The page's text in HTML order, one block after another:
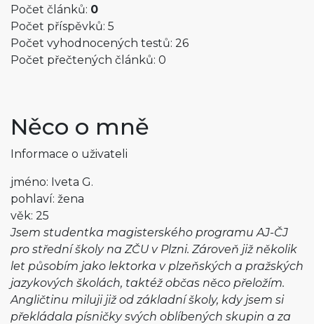
Počet článků: 0
Počet příspěvků: 5
Počet vyhodnocených testů: 26
Počet přečtených článků: 0
Něco o mně
Informace o uživateli
jméno: Iveta G.
pohlaví: žena
věk: 25
Jsem studentka magisterského programu AJ-ČJ
pro střední školy na ZČU v Plzni. Zároveň již několik
let působím jako lektorka v plzeňských a pražských
jazykových školách, taktéž občas něco přeložím.
Angličtinu miluji již od základní školy, kdy jsem si
překládala písničky svých oblíbených skupin a za